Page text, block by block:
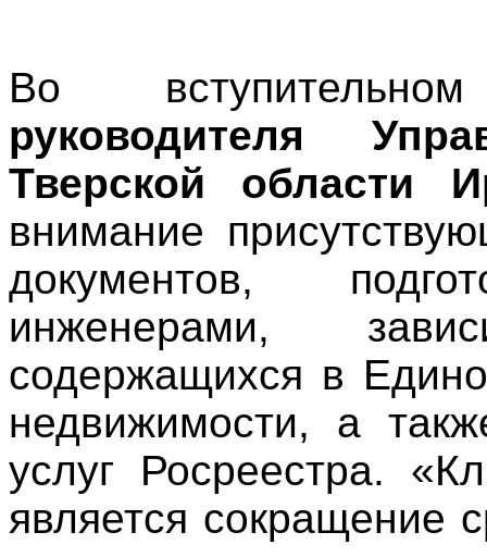
Во
руководителя
Тверской области
внимание
документов,
инженерами,
содержащихся в
недвижимости, а
услуг Росреестра.
является сокращение